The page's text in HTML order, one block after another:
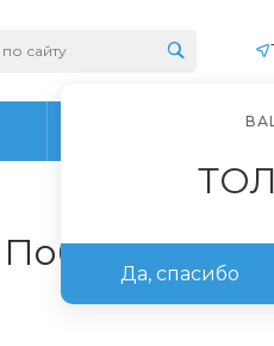
Победы!Да, спасибо